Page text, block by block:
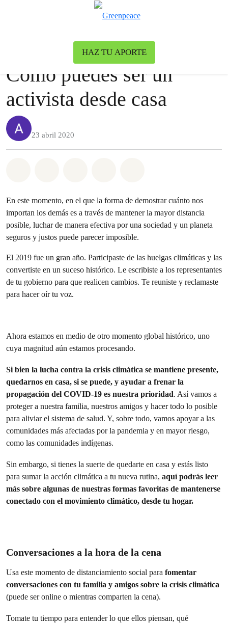
HAZ TU APORTE
Blog
Cómo puedes ser un
activista desde casa
23 abril 2020
En este momento, en el que la forma de demostrar cuánto nos
importan los demás es a través de mantener la mayor distancia
posible, luchar de manera efectiva por una sociedad y un planeta
seguros y justos puede parecer imposible.
El 2019 fue un gran año. Participaste de las huelgas climáticas y las
convertiste en un suceso histórico. Le escribiste a los representantes
de tu gobierno para que realicen cambios. Te reuniste y reclamaste
para hacer oír tu voz.
Ahora estamos en medio de otro momento global histórico, uno
cuya magnitud aún estamos procesando.
Si bien la lucha contra la crisis climática se mantiene presente,
quedarnos en casa, si se puede, y ayudar a frenar la
propagación del COVID-19 es nuestra prioridad. Así vamos a
proteger a nuestra familia, nuestros amigos y hacer todo lo posible
para aliviar el sistema de salud. Y, sobre todo, vamos apoyar a las
comunidades más afectadas por la pandemia y en mayor riesgo,
como las comunidades indígenas.
Sin embargo, si tienes la suerte de quedarte en casa y estás listo
para sumar la acción climática a tu nueva rutina, aquí podrás leer
más sobre algunas de nuestras formas favoritas de mantenerse
conectado con el movimiento climático, desde tu hogar.
Conversaciones a la hora de la cena
Usa este momento de distanciamiento social para fomentar
conversaciones con tu familia y amigos sobre la crisis climática
(puede ser online o mientras comparten la cena).
Tomate tu tiempo para entender lo que ellos piensan, qué